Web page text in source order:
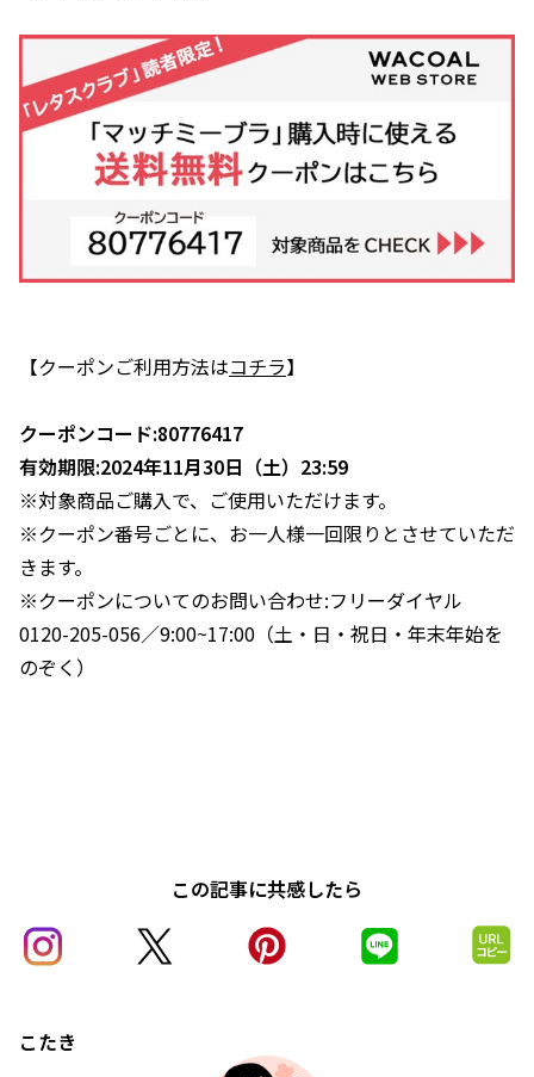
【クーポンご利用方法はコチラ】
クーポンコード:80776417
有効期限:2024年11月30日（土）23:59
※対象商品ご購入で、ご使用いただけます。
※クーポン番号ごとに、お一人様一回限りとさせていただ
きます。
※クーポンについてのお問い合わせ:フリーダイヤル
0120-205-056／9:00~17:00（土・日・祝日・年末年始を
のぞく）
この記事に共感したら
こたき